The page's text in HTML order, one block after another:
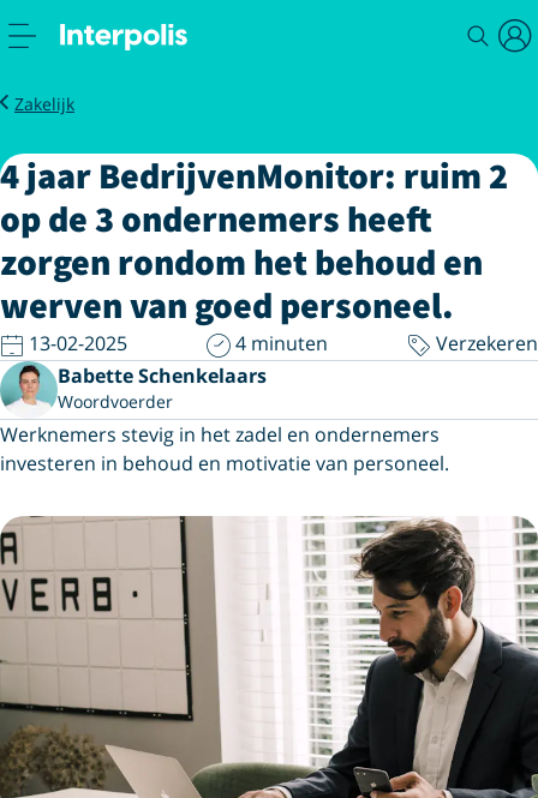
Nieuws
Zakelijk
4 jaar BedrijvenMonitor
4 jaar BedrijvenMonitor: ruim 2
op de 3 ondernemers heeft
zorgen rondom het behoud en
werven van goed personeel.
13-02-2025 4 minuten
Verzekeren
Babette Schenkelaars
Woordvoerder
Werknemers stevig in het zadel en ondernemers
investeren in behoud en motivatie van personeel.